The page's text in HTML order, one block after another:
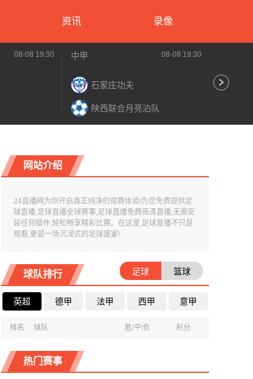
资讯 录像
08-08 19:30 中甲 08-08 19:30
石家庄功夫
陕西联合月亮泊队
网站介绍
24直播网为你开启真正纯净的观赛体验!为您免费提供足
球直播,足球直播全球赛事,足球直播免费高清直播,无需安
装任何插件,轻松畅享精彩比赛。在这里,足球直播不只是
观看,更是一场沉浸式的足球盛宴!
球队排行 足球 篮球
英超 德甲 法甲 西甲 意甲
排名 球队 胜/平/负 积分
热门赛事